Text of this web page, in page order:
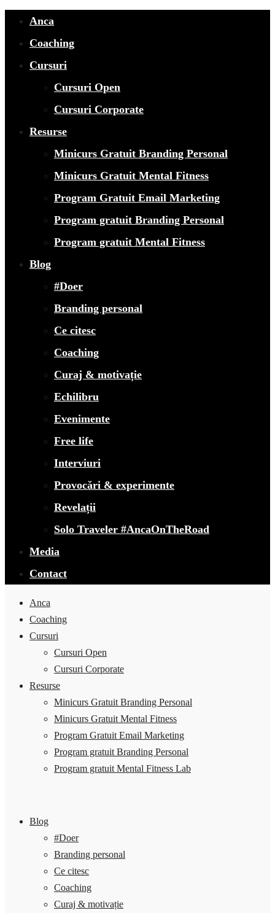
Anca
Coaching
Cursuri
Cursuri Open
Cursuri Corporate
Resurse
Minicurs Gratuit Branding Personal
Minicurs Gratuit Mental Fitness
Program Gratuit Email Marketing
Program gratuit Branding Personal
Program gratuit Mental Fitness
Blog
#Doer
Branding personal
Ce citesc
Coaching
Curaj & motivație
Echilibru
Evenimente
Free life
Interviuri
Provocări & experimente
Revelații
Solo Traveler #AncaOnTheRoad
Media
Contact
Anca
Coaching
Cursuri
Cursuri Open
Cursuri Corporate
Resurse
Minicurs Gratuit Branding Personal
Minicurs Gratuit Mental Fitness
Program Gratuit Email Marketing
Program gratuit Branding Personal
Program gratuit Mental Fitness Lab
Blog
#Doer
Branding personal
Ce citesc
Coaching
Curaj & motivație